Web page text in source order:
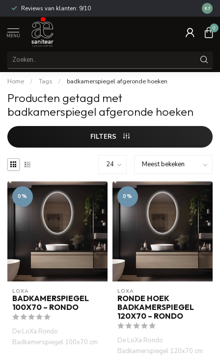
Reviews van klanten: 9/10 14
8.7
MENU
0
Home / Tags / badkamerspiegel afgeronde hoeken
Producten getagd met
badkamerspiegel afgeronde hoeken
FILTERS
0%
LOXA
BADKAMERSPIEGEL
100X70 – RONDO
De LoXa Rondo
Badkamerspiegel 100x70 cm
0%
LOXA
RONDE HOEK
BADKAMERSPIEGEL
120X70 – RONDO
De LoXa Rondo
Badkamerspiegel 120x70 cm